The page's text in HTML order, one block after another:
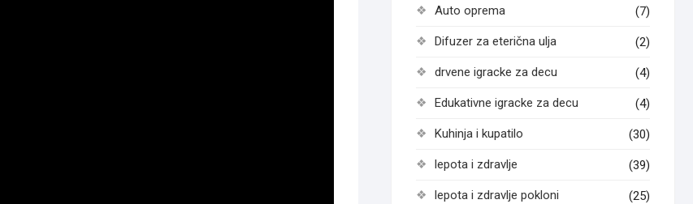
Auto oprema (7)
Difuzer za eterična ulja (2)
drvene igracke za decu (4)
Edukativne igracke za decu (4)
Kuhinja i kupatilo (30)
lepota i zdravlje (39)
lepota i zdravlje pokloni (25)